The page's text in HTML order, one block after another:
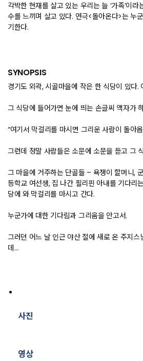
각박한 현재를 살고 있는 우리는 늘 ‘가족’이
수를 느끼며 살고 있다. 연극<돌아온다>는 누
기한다.
SYNOPSIS
경기도 외곽, 시골마을에 작은 한 식당이 있다.
그 식당에 들어가면 눈에 띄는 손글씨 액자가
“여기서 막걸리를 마시면 그리운 사람이 돌아
그런데 정말 사람들은 소문에 소문을 듣고 그
그 마을에 거주하는 단골들 – 욕쟁이 할머니,
등학교 여선생, 집 나간 필리핀 아내를 기다리
당에 와 막걸리를 마시고 간다.
누군가에 대한 기다림과 그리움을 안고서.
그러던 어느 날 인근 야산 절에 새로 온 주지
데…
사진
영상